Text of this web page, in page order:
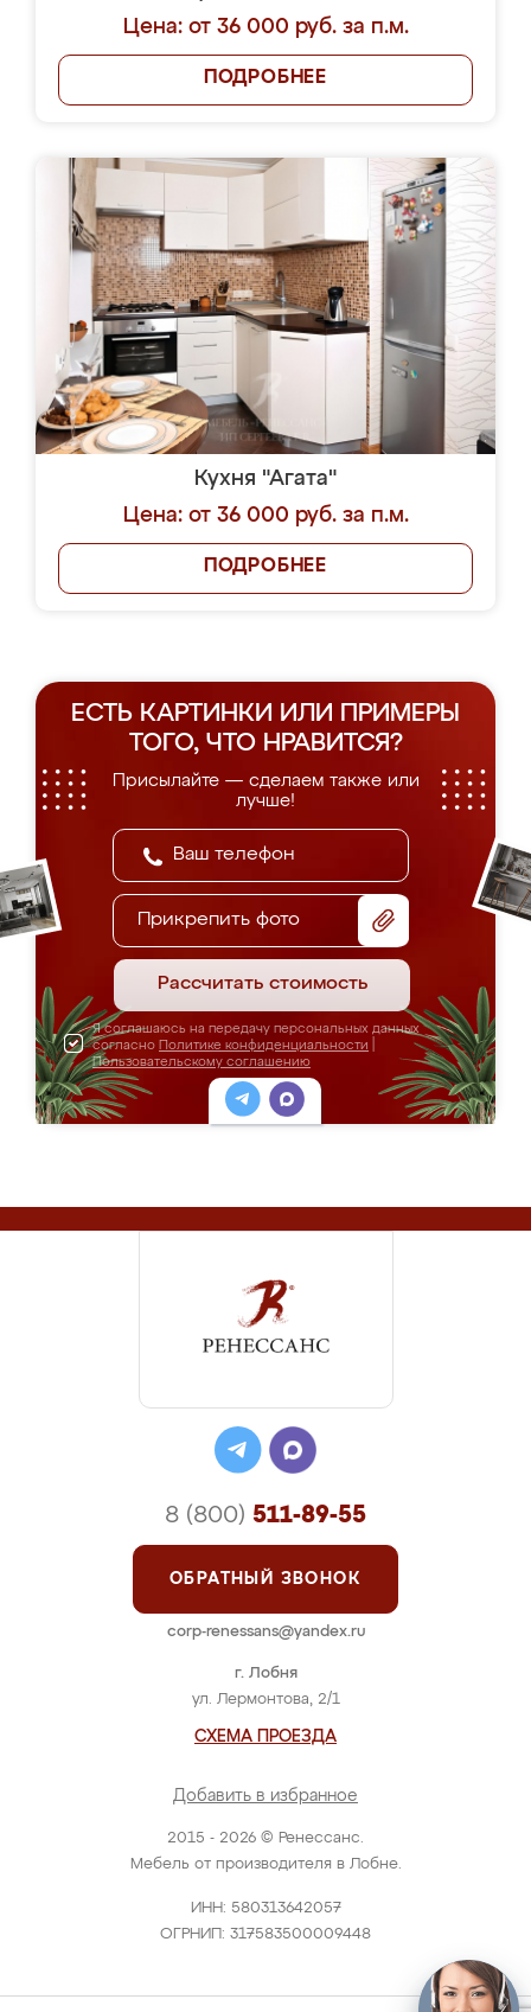
Цена: от 36 000 руб. за п.м.
ПОДРОБНЕЕ
Кухня "Агата"
Цена: от 36 000 руб. за п.м.
ПОДРОБНЕЕ
ЕСТЬ КАРТИНКИ ИЛИ ПРИМЕРЫ
ТОГО, ЧТО НРАВИТСЯ?
Присылайте — сделаем также или
лучше!
Прикрепить фото
Рассчитать стоимость
Я соглашаюсь на передачу персональных данных
согласно Политике конфиденциальности
Пользовательскому соглашению
2015 - 2026 © Ренессанс.
Мебель от производителя в Лобне.
ИНН: 580313642057
ОГРНИП: 317583500009448
г. Лобня
ул. Лермонтова, 2/1
СХЕМА ПРОЕЗДА
Добавить в избранное
8 (800) 511-89-55
ОБРАТНЫЙ ЗВОНОК
corp-renessans@yandex.ru